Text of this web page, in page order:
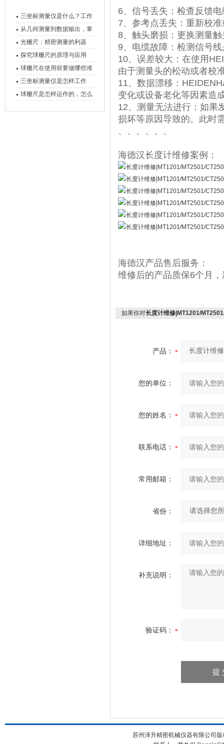
三坐标测量仪是什么？工作
原理、分类与核心功能一次
讲清
从几何测量到数据输出，掌
握万濠影像测量仪的六大核
心能力
光栅尺：精密测量的利器
探究球栅尺的原理与应用
球栅尺在使用前要做哪些准
备工作？
三坐标测量仪是怎样工作
的，功能有什么优势？
球栅尺是怎样运作的，怎么
6、信号丢失：检查反馈
7、参考点丢失：重新校
8、触头磨损：更换测量
9、电缆故障：检测信号
10、误差较大：在使用
由于测量头的松动或者校
11、数据漂移：
变化或设备老化等因素造
12、测量无法进行：如果
损坏等原因导致的。此时
、、、、、、
海德汉长度计维修案例：
海德汉产品售后服务：
维修后的产品质保6个月
如果你对长度计维修|MT1201/
产品：
您的单位：
您的姓名：
联系电话：
常用邮箱：
省份：
详细地址：
补充说明：
验证码：
苏州泽升精密机械仪器有限公司